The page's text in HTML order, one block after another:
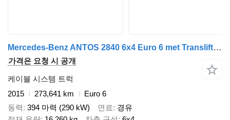
Mercedes-Benz ANTOS 2840 6x4 Euro 6 met Translift 24t kettingsysteem, 273641 k
가격은 요청 시 공개
케이블 시스템 트럭
2015
273,641 km
Euro 6
동력 394 마력 (290 kW) 연료
경유